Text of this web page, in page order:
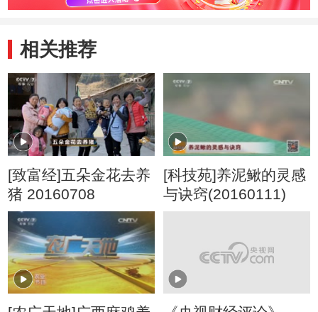
相关推荐
[致富经]五朵金花去养
猪 20160708
[科技苑]养泥鳅的灵感
与诀窍(20160111)